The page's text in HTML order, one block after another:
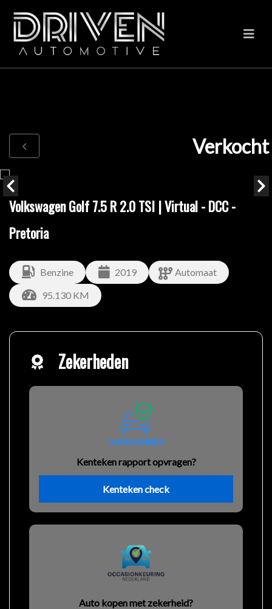
Verkocht
Volkswagen Golf 7.5 R 2.0 TSI | Virtual - DCC -
Pretoria
Benzine 2019
Automaat
95.130 KM
Zekerheden
Kenteken rapport opvragen?
Kenteken check
Auto kopen met zekerheid?